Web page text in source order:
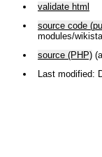
validate html
source code
modules/
source (PHP)
Last modified: